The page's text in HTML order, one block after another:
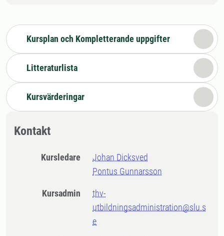
Kursplan och Kompletterande uppgifter
Litteraturlista
Kursvärderingar
Kontakt
Kursledare
Johan Dicksved
Pontus Gunnarsson
Kursadmin
thv-
utbildningsadministration@slu.s
e